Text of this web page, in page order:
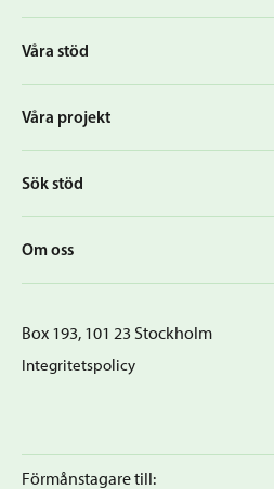
Våra stöd
Våra projekt
Sök stöd
Om oss
Förmånstagare till:
Box 193, 101 23 Stockholm
Integritetspolicy